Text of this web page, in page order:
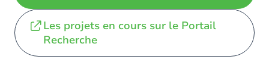
Les projets en cours sur le Portail
Recherche